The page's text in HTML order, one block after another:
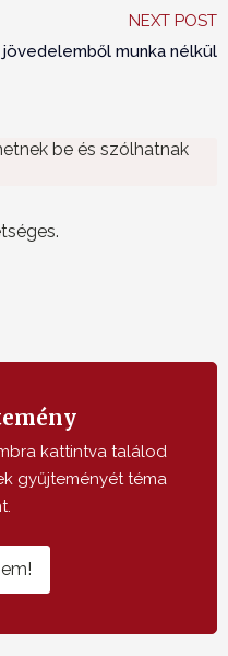
NEXT POST
munka nélkül
be és szólhatnak
kattintva találod
gyűjteményét téma